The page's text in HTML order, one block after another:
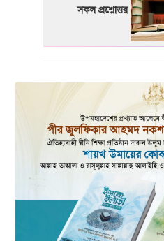
সকল প্রশ্নোত্তর